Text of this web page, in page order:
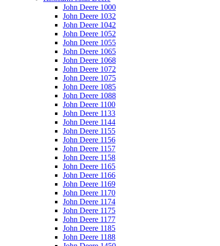
John Deere 1000
John Deere 1032
John Deere 1042
John Deere 1052
John Deere 1055
John Deere 1065
John Deere 1068
John Deere 1072
John Deere 1075
John Deere 1085
John Deere 1088
John Deere 1100
John Deere 1133
John Deere 1144
John Deere 1155
John Deere 1156
John Deere 1157
John Deere 1158
John Deere 1165
John Deere 1166
John Deere 1169
John Deere 1170
John Deere 1174
John Deere 1175
John Deere 1177
John Deere 1185
John Deere 1188